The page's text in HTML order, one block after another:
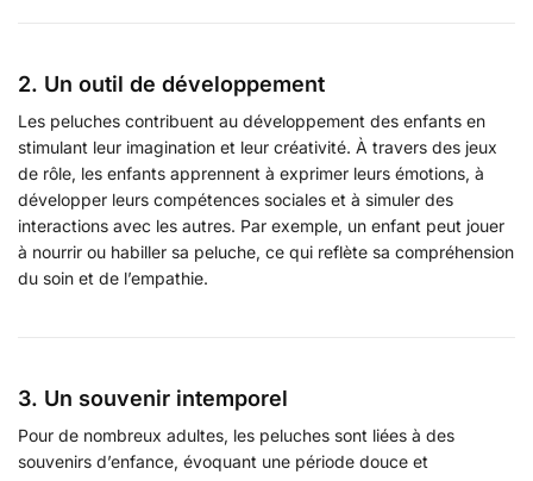
2. Un outil de développement
Les peluches contribuent au développement des enfants en
stimulant leur imagination et leur créativité. À travers des jeux
de rôle, les enfants apprennent à exprimer leurs émotions, à
développer leurs compétences sociales et à simuler des
interactions avec les autres. Par exemple, un enfant peut jouer
à nourrir ou habiller sa peluche, ce qui reflète sa compréhension
du soin et de l’empathie.
3. Un souvenir intemporel
Pour de nombreux adultes, les peluches sont liées à des
souvenirs d’enfance, évoquant une période douce et